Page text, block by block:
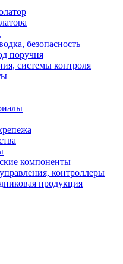
безопасность
поручня
системы контроля
компоненты
контроллеры
продукция